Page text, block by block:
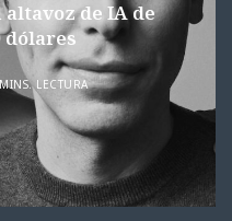
de IA de
dólares
LECTURA